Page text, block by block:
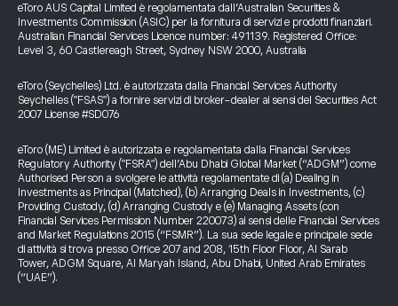
eToro AUS Capital Limited è regolamentata dall’Australian Securities &
Investments Commission (ASIC) per la fornitura di servizi e prodotti finanziari.
Australian Financial Services Licence number: 491139. Registered Office:
Level 3, 60 Castlereagh Street, Sydney NSW 2000, Australia
eToro (Seychelles) Ltd. è autorizzata dalla Financial Services Authority
Seychelles ("FSAS") a fornire servizi di broker-dealer ai sensi del Securities Act
2007 License #SD076
eToro (ME) Limited è autorizzata e regolamentata dalla Financial Services
Regulatory Authority ("FSRA") dell’Abu Dhabi Global Market (“ADGM”) come
Authorised Person a svolgere le attività regolamentate di (a) Dealing in
Investments as Principal (Matched), (b) Arranging Deals in Investments, (c)
Providing Custody, (d) Arranging Custody e (e) Managing Assets (con
Financial Services Permission Number 220073) ai sensi delle Financial Services
and Market Regulations 2015 (“FSMR”). La sua sede legale e principale sede
di attività si trova presso Office 207 and 208, 15th Floor Floor, Al Sarab
Tower, ADGM Square, Al Maryah Island, Abu Dhabi, United Arab Emirates
(“UAE”).